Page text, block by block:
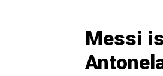
Messi